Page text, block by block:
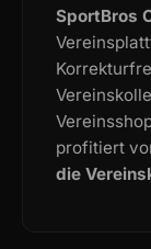
SportBros
profitiert
die